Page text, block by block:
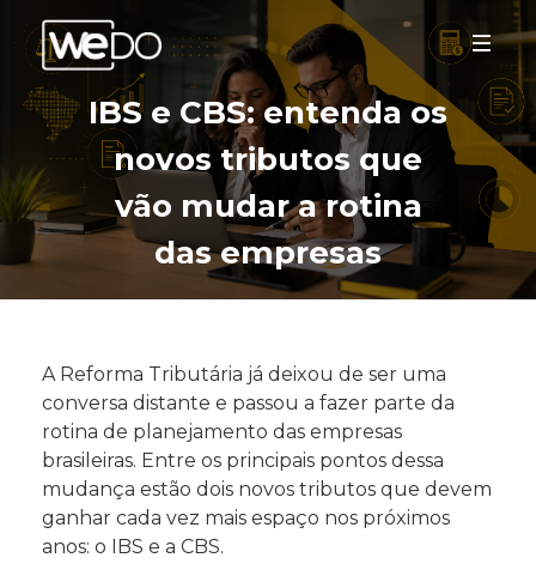
IBS e CBS: entenda os
novos tributos que
vão mudar a rotina
das empresas
A Reforma Tributária já deixou de ser uma
conversa distante e passou a fazer parte da
rotina de planejamento das empresas
brasileiras. Entre os principais pontos dessa
mudança estão dois novos tributos que devem
ganhar cada vez mais espaço nos próximos
anos: o IBS e a CBS.